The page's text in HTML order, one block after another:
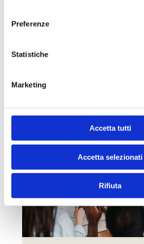
Preferenze
Statistiche
Marketing
Accetta tutti
Accetta selezionati
Rifiuta
20080 - VERNATE (